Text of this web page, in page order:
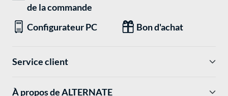
de la commande
Configurateur PC Bon d'achat
Service client
À propos de ALTERNATE